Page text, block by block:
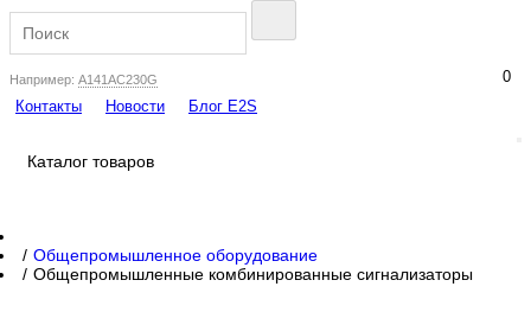
0
Например: A141AC230G
Контакты Новости Блог E2S
Каталог товаров
Общепромышленное оборудование
Общепромышленные комбинированные сигнализаторы